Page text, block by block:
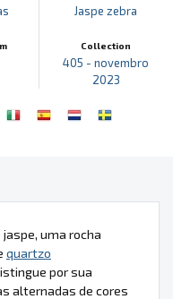
Jaspe zebra
Collection
405 - novembro
2023
uma rocha
quartzo
por sua
alternadas de cores